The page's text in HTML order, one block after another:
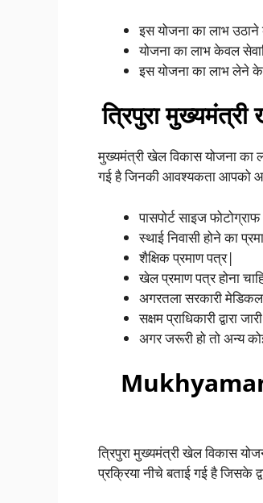
इस योजना का लाभ उठाने
योजना का लाभ केवल
इस योजना का लाभ लेने
त्रिपुरा
मुख्यमंत्री खेल विकास योजना का
गई है जिनकी आवश्यकता आपको
पासपोर्ट साइज
स्थाई निवासी होने का
शैक्षिक प्रमाण पत्र|
खेल प्रमाण पत्र होना
अगरतला सरकारी मेडिकल
सक्षम प्राधिकारी द्वारा
अगर जरूरी हो तो अन्य
त्रिपुरा मुख्यमंत्री खेल विकास
प्रक्रिया नीचे बताई गई है जिसके